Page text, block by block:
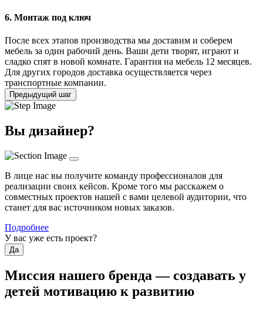
6. Монтаж под ключ
После всех этапов производства мы доставим и соберем
мебель за один рабочий день. Ваши дети творят, играют и
сладко спят в новой комнате. Гарантия на мебель 12 месяцев.
Для других городов доставка осуществляется через
транспортные компании.
Предыдущий шаг
Вы дизайнер?
В лице нас вы получите команду профессионалов для
реализации своих кейсов. Кроме того мы расскажем о
совместных проектов нашей с вами целевой аудитории, что
станет для вас источником новых заказов.
Подробнее
У вас уже есть проект?
Да
Миссия нашего бренда — создавать у
детей мотивацию к развитию